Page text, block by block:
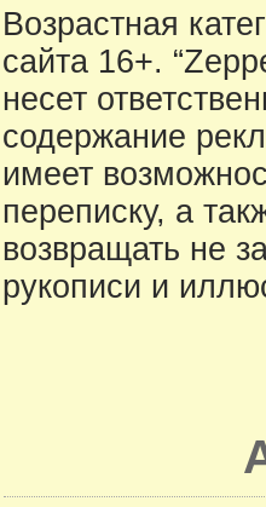
Возрастная
сайта 16+.
несет
содержание
имеет
переписку, а
возвращать не
рукописи и